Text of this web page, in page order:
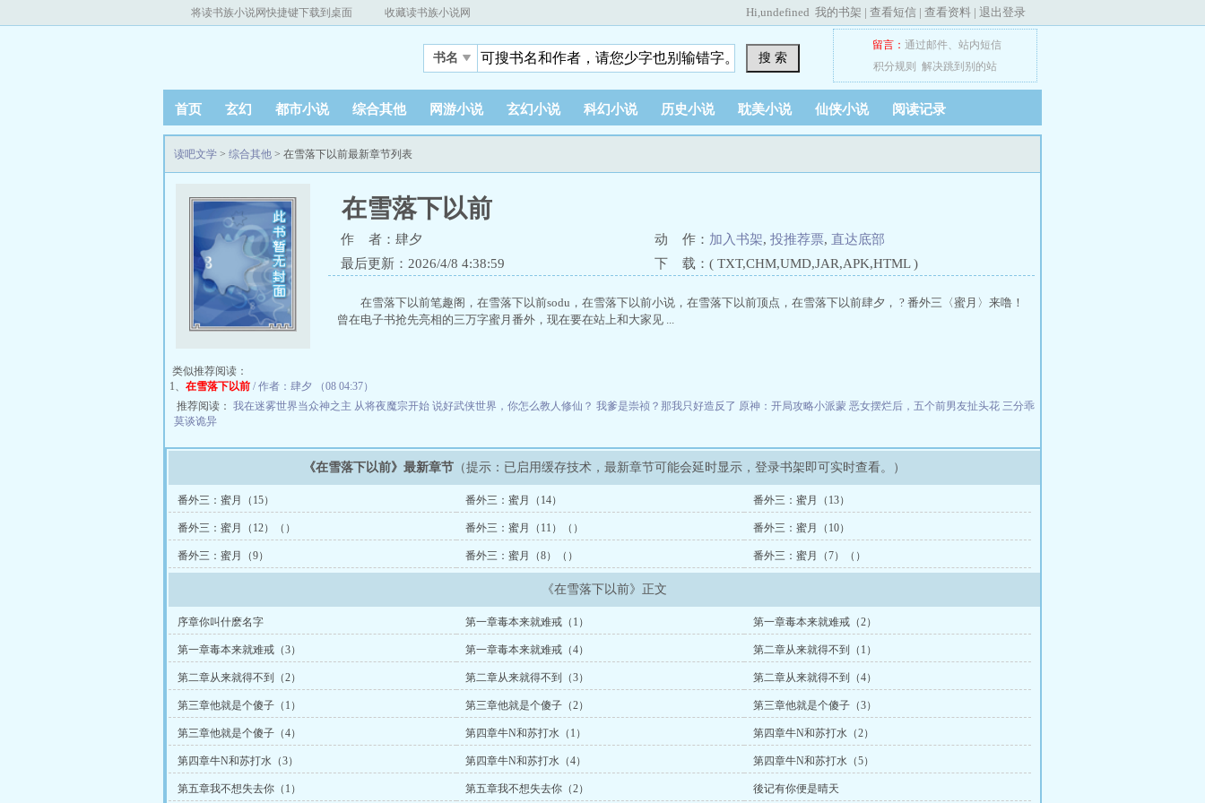
将读书族小说网快捷键下载到桌面 收藏读书族小说网 Hi,undefined 我的书架 | 查看短信 | 查看资料 | 退出登录
书名 搜 索
留言： 通过邮件、 站内短信
积分规则
解决跳到别的站
首页 玄幻 都市小说 综合其他 网游小说 玄幻小说 科幻小说 历史小说 耽美小说 仙侠小说 阅读记录
读吧文学 > 综合其他 > 在雪落下以前最新章节列表
在雪落下以前
作 者：肆夕 动 作： 加入书架, 投推荐票, 直达底部
最后更新：2026/4/8 4:38:59
下 载：( TXT,CHM,UMD,JAR,APK,HTML )
在雪落下以前笔趣阁，在雪落下以前sodu，在雪落下以前小说，在雪落下以前顶点，在雪落下以前肆夕， ? 番外三〈蜜月〉来噜！
曾在电子书抢先亮相的三万字蜜月番外，现在要在站上和大家见 ...
类似推荐阅读：
1、 在雪落下以前 / 作者：肆夕 （08 04:37）
推荐阅读： 我在迷雾世界当众神之主 从将夜魔宗开始 说好武侠世界，你怎么教人修仙？ 我爹是崇祯？那我只好造反了 原神：开局攻略小派蒙 恶女摆烂后，五个前男友扯头花 三分乖
莫谈诡异
《在雪落下以前》最新章节 （提示：已启用缓存技术，最新章节可能会延时显示，登录书架即可实时查看。）
番外三：蜜月（15） 番外三：蜜月（14） 番外三：蜜月（13）
番外三：蜜月（12）（） 番外三：蜜月（11）（） 番外三：蜜月（10）
番外三：蜜月（9） 番外三：蜜月（8）（） 番外三：蜜月（7）（）
《在雪落下以前》正文
序章你叫什麽名字 第一章毒本来就难戒（1） 第一章毒本来就难戒（2）
第一章毒本来就难戒（3） 第一章毒本来就难戒（4） 第二章从来就得不到（1）
第二章从来就得不到（2） 第二章从来就得不到（3） 第二章从来就得不到（4）
第三章他就是个傻子（1） 第三章他就是个傻子（2） 第三章他就是个傻子（3）
第三章他就是个傻子（4） 第四章牛N和苏打水（1） 第四章牛N和苏打水（2）
第四章牛N和苏打水（3） 第四章牛N和苏打水（4） 第四章牛N和苏打水（5）
第五章我不想失去你（1） 第五章我不想失去你（2） 後记有你便是晴天